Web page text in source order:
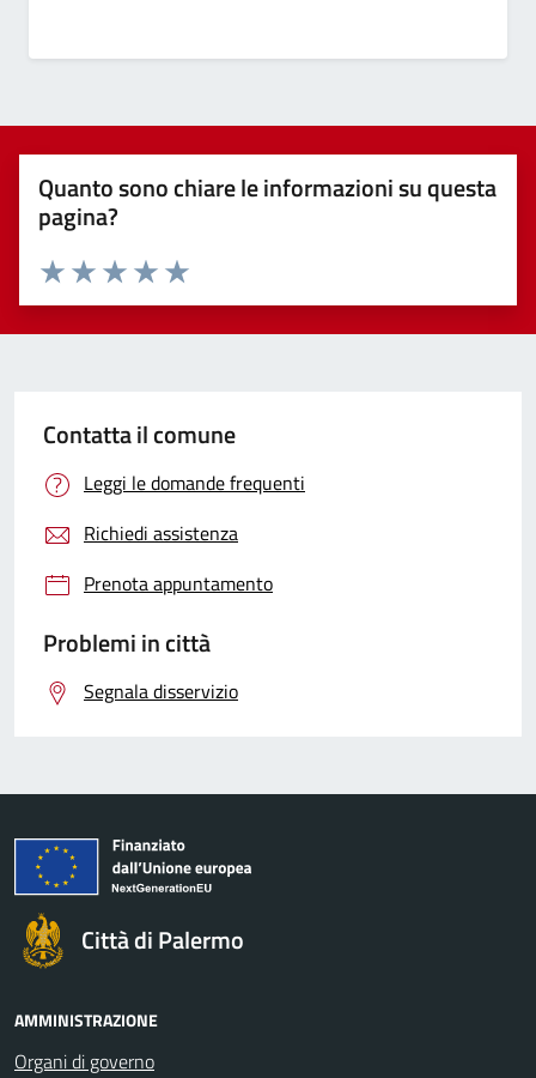
Quanto sono chiare le informazioni su questa
pagina?
Valuta 5 stelle su 5
Valuta 4 stelle su 5
Valuta 3 stelle su 5
Valuta 2 stelle su 5
Valuta 1 stelle su 5
Contatta il comune
Leggi le domande frequenti
Richiedi assistenza
Prenota appuntamento
Problemi in città
Segnala disservizio
Città di Palermo
AMMINISTRAZIONE
Organi di governo